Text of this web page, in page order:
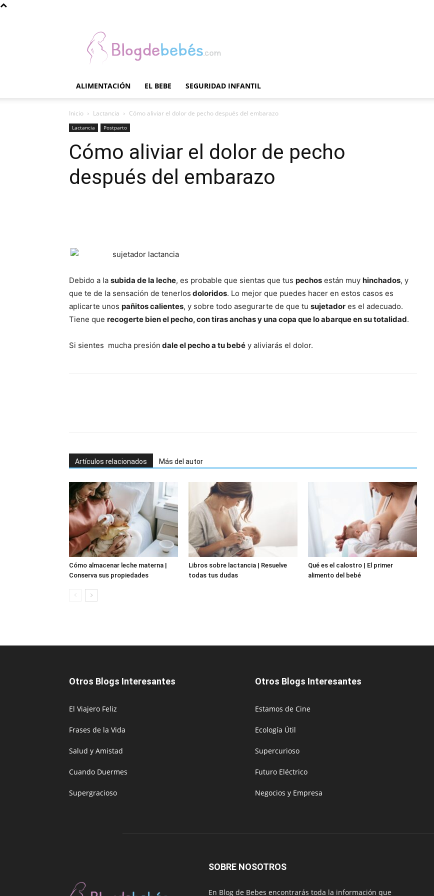
Bebés
ALIMENTACIÓN EL BEBE SEGURIDAD INFANTIL
Inicio Lactancia Cómo aliviar el dolor de pecho después del embarazo
Lactancia Postparto
Cómo aliviar el dolor de pecho
después del embarazo
Debido a la subida de la leche, es probable que sientas que tus pechos están muy hinchados, y
que te de la sensación de tenerlos doloridos. Lo mejor que puedes hacer en estos casos es
aplicarte unos pañitos calientes, y sobre todo asegurarte de que tu sujetador es el adecuado.
Tiene que recogerte bien el pecho, con tiras anchas y una copa que lo abarque en su totalidad.
Si sientes mucha presión dale el pecho a tu bebé y aliviarás el dolor.
Artículos relacionados Más del autor
Cómo almacenar leche materna |
Conserva sus propiedades
Libros sobre lactancia | Resuelve
todas tus dudas
Qué es el calostro | El primer
alimento del bebé
Otros Blogs Interesantes
El Viajero Feliz
Frases de la Vida
Salud y Amistad
Cuando Duermes
Supergracioso
Otros Blogs Interesantes
Estamos de Cine
Ecología Útil
Supercurioso
Futuro Eléctrico
Negocios y Empresa
SOBRE NOSOTROS
En Blog de Bebes encontrarás toda la información que